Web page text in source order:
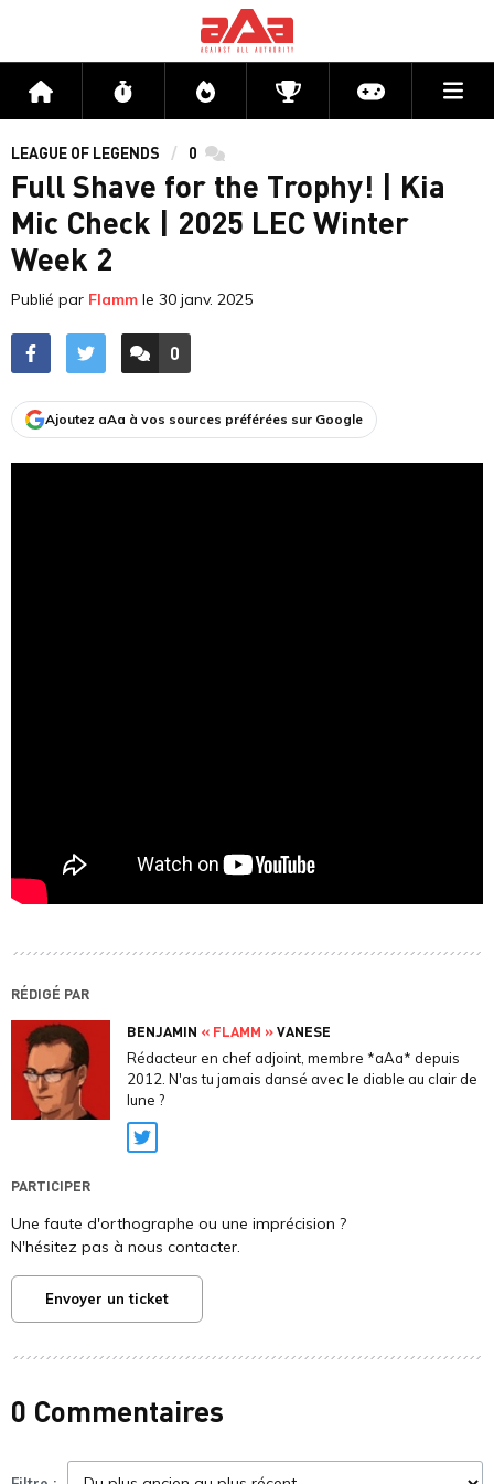
Accueil Flux Directs CompétitionsActu jeux
LEAGUE OF LEGENDS 0 commentaires
Full Shave for the Trophy! | Kia
Mic Check | 2025 LEC Winter
Week 2
Publié par Flamm le 30 janv. 2025
ACCÉDER AUX
0
COMMENTAIRES
Ajoutez aAa à vos sources préférées sur Google
RÉDIGÉ PAR
BENJAMIN « FLAMM »VANESE
Rédacteur en chef adjoint, membre *aAa* depuis
2012. N'as tu jamais dansé avec le diable au clair de
lune ?
Twitter
PARTICIPER
Une faute d'orthographe ou une imprécision ?
N'hésitez pas à nous contacter.
Envoyer un ticket
0 Commentaires